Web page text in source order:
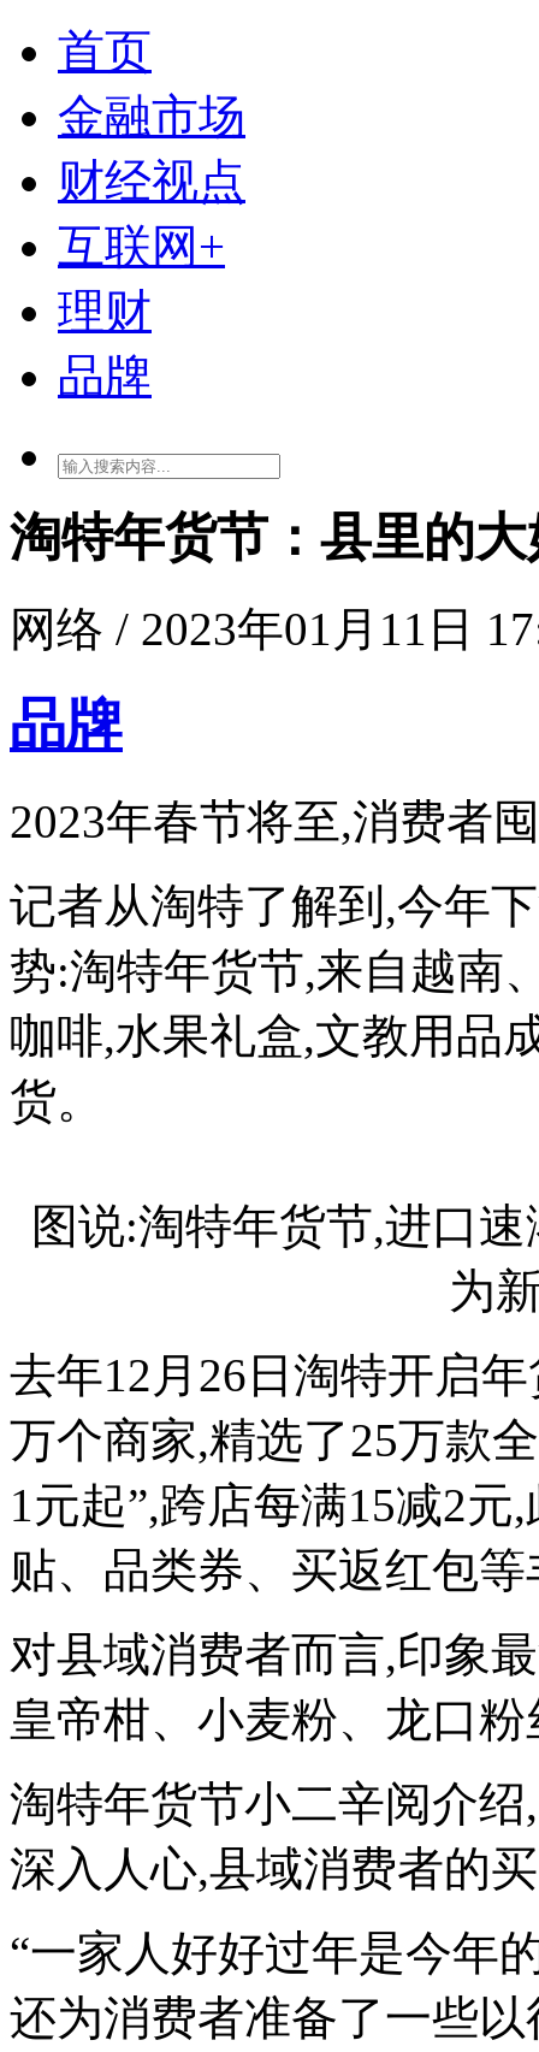
首页
金融市场
财经视点
互联网+
理财
品牌
淘特年货节：县里的
网络 / 2023年01月11日
品牌
2023年春节将至,消费者
记者从淘特了解到,今年
势:淘特年货节,来自越南
咖啡,水果礼盒,文教用品
货。
图说:淘特年货节,进口
为
去年12月26日淘特开启
万个商家,精选了25万款
1元起”,跨店每满15减2
贴、品类券、买返红包
对县域消费者而言,印象
皇帝柑、小麦粉、龙口
淘特年货节小二辛阅介
深入人心,县域消费者的
“一家人好好过年是今年
还为消费者准备了一些